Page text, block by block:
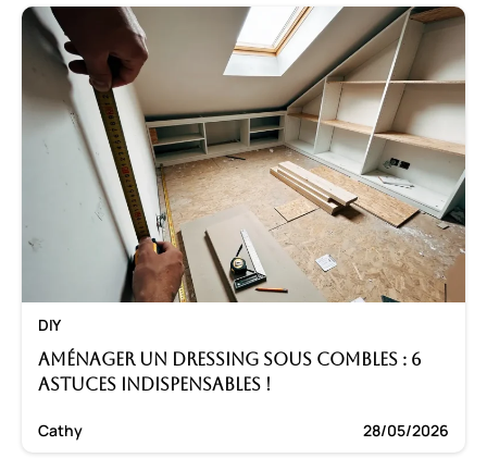
DIY
Aménager un dressing sous combles : 6
astuces indispensables !
Cathy 28/05/2026